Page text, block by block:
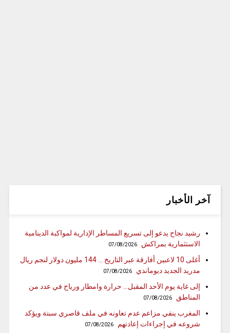
آخر الأخبار
رشيد نجاح يدعو إلى تسريع المساطر الإدارية لمواكبة الدينامية
الاستثمارية بمراكش
07/08/2026
أغلى 10 لاعبين أفارقة عبر التاريخ … 144 مليون دولار لنجم ريال
مدريد الجديد ديوماندي
07/08/2026
إلى غاية يوم الأحد المقبل… حرارة وامطار ورياح في عدد من
المناطق
07/08/2026
المغرب ينفي مزاعم عدم تعاونه في ملف قاصري سبتة ويؤكد
شروعه في إجراءات إعادتهم
07/08/2026